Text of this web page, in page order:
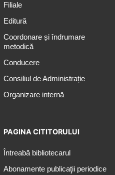
Filiale
Editură
Coordonare și îndrumare
metodică
Conducere
Consiliul de Administrație
Organizare internă
PAGINA CITITORULUI
Întreabă bibliotecarul
Abonamente publicaţii periodice